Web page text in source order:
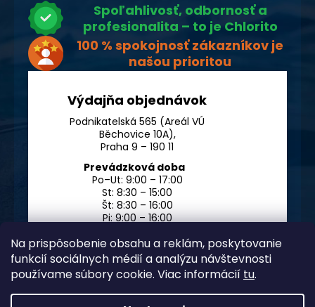
Na prispôsobenie obsahu a reklám, poskytovanie
funkcií sociálnych médií a analýzu návštevnosti
používame súbory cookie. Viac informácií tu.
Spoľahlivosť, odbornosť a
profesionalita – to je Chlorito
100 % spokojnosť zákazníkov je
našou prioritou
Výdajňa objednávok
Podnikatelská 565 (Areál VÚ
Běchovice 10A),
Praha 9 – 190 11
Prevádzková doba
Po–Ut: 9:00 – 17:00
St: 8:30 – 15:00
Št: 8:30 – 16:00
Pi: 9:00 – 16:00